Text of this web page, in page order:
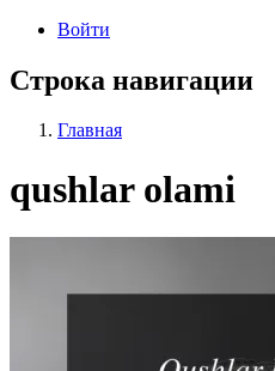
Войти
Строка навигации
Главная
qushlar olami